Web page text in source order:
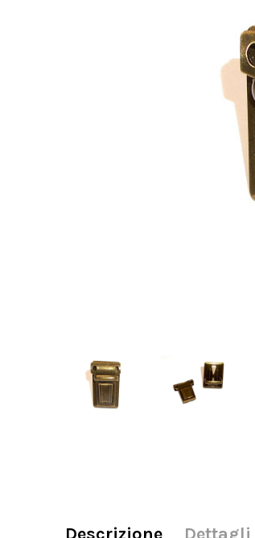
Descrizione